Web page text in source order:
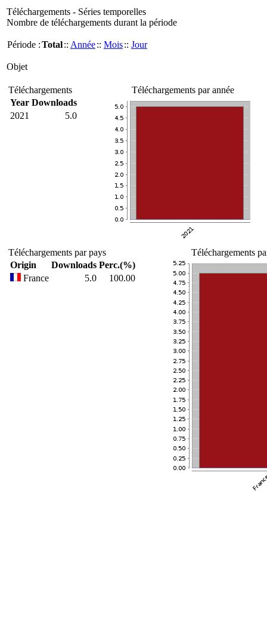
Téléchargements - Séries temporelles
Nombre de téléchargements durant la période
Période :Total:: Année:: Mois:: Jour
Objet
Téléchargements
Year Downloads
2021
5.0
Téléchargements par année
Téléchargements par pays
Origin
Downloads Perc.(%)
France
5.0 100.00
Téléchargements